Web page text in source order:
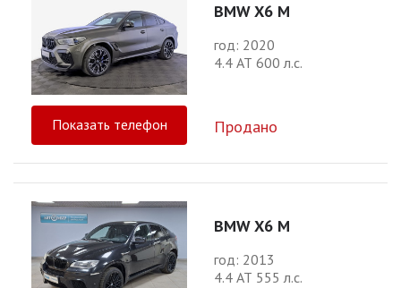
BMW X6 M
год: 2020
4.4 АТ 600 л.с.
Показать телефон Продано
BMW X6 M
год: 2013
4.4 АТ 555 л.с.